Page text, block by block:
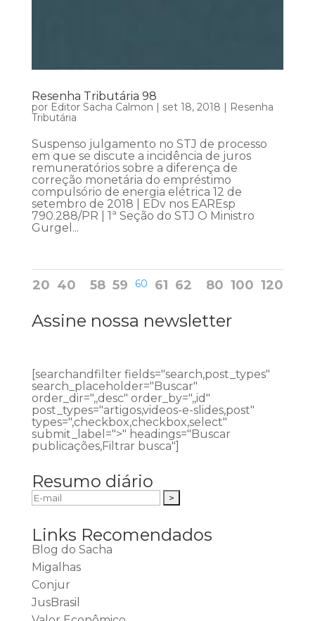
Resenha Tributária 98
por Editor Sacha Calmon set 18, 2018
Resenha
Tributária
Suspenso julgamento no STJ de processo
em que se discute a incidência de juros
remuneratórios sobre a diferença de
correção monetária do empréstimo
compulsório de energia elétrica 12 de
setembro de 2018 | EDv nos EAREsp
790.288/PR | 1ª Seção do STJ O Ministro
Gurgel...
20 40 58 59 60 61 62 80 100 120
Assine nossa newsletter
[searchandfilter fields="search,post_types"
search_placeholder="Buscar"
order_dir=",,desc" order_by=",,id"
post_types="artigos,videos-e-slides,post"
types=",checkbox,checkbox,select"
submit_label=">" headings="Buscar
publicações,Filtrar busca"]
Resumo diário
Links Recomendados
Blog do Sacha
Migalhas
Conjur
JusBrasil